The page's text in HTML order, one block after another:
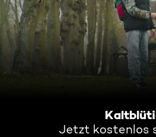
Jetzt kostenlos